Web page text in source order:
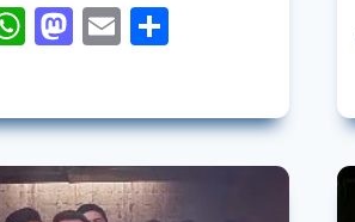
WhatsApp
Mastodon
Email